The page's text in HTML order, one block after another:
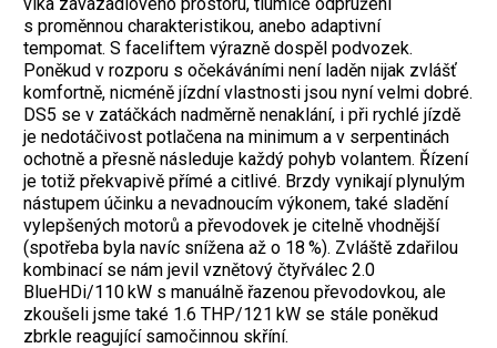
s proměnnou charakteristikou, anebo adaptivní
tempomat. S faceliftem výrazně dospěl podvozek.
Poněkud v rozporu s očekáváními není laděn nijak zvlášť
komfortně, nicméně jízdní vlastnosti jsou nyní velmi dobré.
DS5 se v zatáčkách nadměrně nenaklání, i při rychlé jízdě
je nedotáčivost potlačena na minimum a v serpentinách
ochotně a přesně následuje každý pohyb volantem. Řízení
je totiž překvapivě přímé a citlivé. Brzdy vynikají plynulým
nástupem účinku a nevadnoucím výkonem, také sladění
vylepšených motorů a převodovek je citelně vhodnější
(spotřeba byla navíc snížena až o 18 %). Zvláště zdařilou
kombinací se nám jevil vznětový čtyřválec 2.0
BlueHDi/110 kW s manuálně řazenou převodovkou, ale
zkoušeli jsme také 1.6 THP/121 kW se stále poněkud
zbrkle reagující samočinnou skříní.